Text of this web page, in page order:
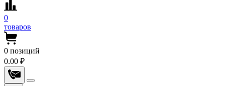
0
товаров
0 позиций
0.00 ₽